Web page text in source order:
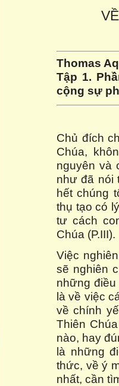
Thomas
Tập 1.
cộng sự
Chủ đích
Chúa,
nguyên và
như đã nói
hết chúng
thụ tạo có
tư cách
Chúa (P.III).
Việc
sẽ nghiên
những
là về việc
về chính
Thiên
nào, hay
là những
thức, về ý
nhất, cần